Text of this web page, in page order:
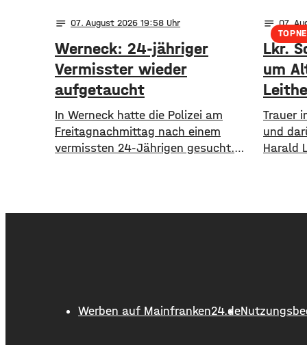
notes 07. August 2026 19:58
Werneck: 24-jähriger
Vermisster wieder
aufgetaucht
In Werneck hatte die Polizei am
Freitagnachmittag nach einem
vermissten 24-Jährigen gesucht.
für viel Aufsehen gesorgt, da auch
notes 07.
Lkr.
um
Trauer
und
Harald
führte
Werben auf Mainfranken24.de